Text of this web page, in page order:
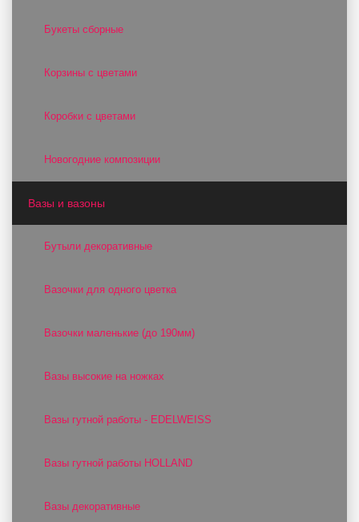
Букеты сборные
Корзины с цветами
Коробки с цветами
Новогодние композиции
Вазы и вазоны
Бутыли декоративные
Вазочки для одного цветка
Вазочки маленькие (до 190мм)
Вазы высокие на ножках
Вазы гутной работы - EDELWEISS
Вазы гутной работы HOLLAND
Вазы декоративные